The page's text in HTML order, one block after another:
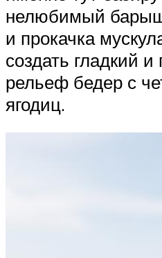
нелюбимый
и прокачка
создать гладкий и
рельеф бедер с
ягодиц.